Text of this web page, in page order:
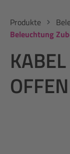
Produkte
Beleuchtung
OFFEN